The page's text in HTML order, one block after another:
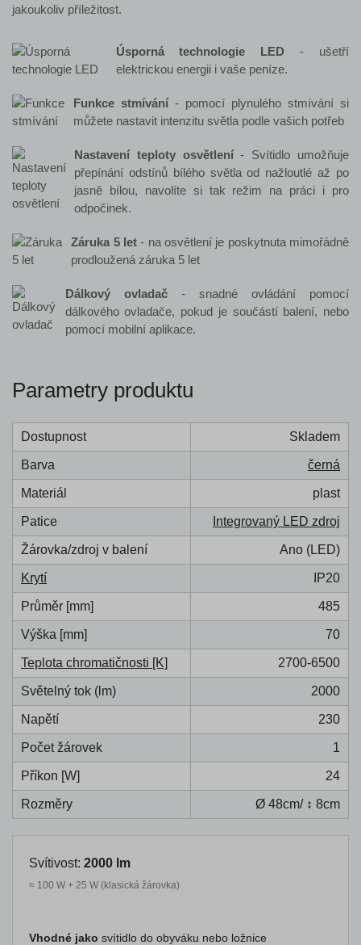
jakoukoliv příležitost.
Úsporná technologie LED - ušetří
elektrickou energii i vaše peníze.
Funkce stmívání- pomocí plynulého stmívání si
můžete nastavit intenzitu světla podle vašich potřeb
Nastavení teploty osvětlení- Svítidlo umožňuje
přepínání odstínů bílého světla od nažloutlé až po
jasně bílou, navolíte si tak režim na práci i pro
odpočinek.
Záruka 5 let - na osvětlení je poskytnuta mimořádně
prodloužená záruka 5 let
Dálkový ovladač- snadné ovládání pomocí
dálkového ovladače, pokud je součástí balení, nebo
pomocí mobilní aplikace.
Parametry produktu
Dostupnost Skladem
Barva černá
Materiál plast
Patice Integrovaný LED zdroj
Žárovka/zdroj v balení Ano (LED)
Krytí IP20
Průměr [mm] 485
Výška [mm] 70
Teplota chromatičnosti [K] 2700-6500
Světelný tok (lm) 2000
Napětí 230
Počet žárovek 1
Příkon [W] 24
Rozměry Ø 48cm/ ↕ 8cm
Svítivost: 2000 lm
≈ 100 W + 25 W (klasická žárovka)
Vhodné jako svítidlo do obyváku nebo ložnice